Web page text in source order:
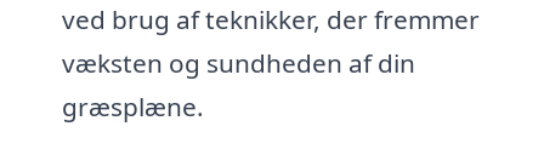
ved brug af teknikker, der fremmer
væksten og sundheden af din
græsplæne.